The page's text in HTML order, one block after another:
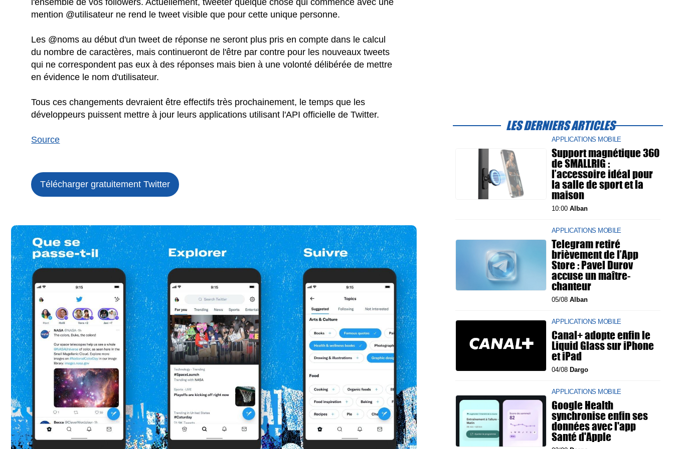
mention @utilisateur ne rend le tweet visible que pour cette unique personne.
Les @noms au début d'un tweet de réponse ne seront plus pris en compte dans le calcul
du nombre de caractères, mais continueront de l'être par contre pour les nouveaux tweets
qui ne correspondent pas eux à des réponses mais bien à une volonté délibérée de mettre
en évidence le nom d'utilisateur.
Tous ces changements devraient être effectifs très prochainement, le temps que les
développeurs puissent mettre à jour leurs applications utilisant l'API officielle de Twitter.
Source
Télécharger gratuitement Twitter
LES DERNIERS ARTICLES
APPLICATIONS MOBILE
Support magnétique 360
de SMALLRIG :
l’accessoire idéal pour
la salle de sport et la
maison
10:00 Alban
APPLICATIONS MOBILE
Telegram retiré
brièvement de l’App
Store : Pavel Durov
accuse un maître-
chanteur
05/08 Alban
APPLICATIONS MOBILE
Canal+ adopte enfin le
Liquid Glass sur iPhone
et iPad
04/08 Dargo
APPLICATIONS MOBILE
Google Health
synchronise enfin ses
données avec l'app
Santé d'Apple